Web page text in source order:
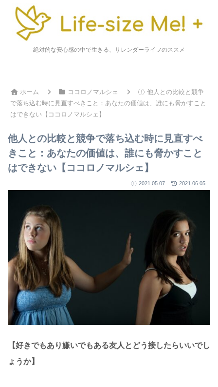
絶対的な安心感の中で生きる、サレンダーライフのススメ
ホーム ココロノマルシェ
他人との比較と競争
で落ち込む時に見直すべきこと：あなたの価値は、誰にも脅かすこと
はできない【ココロノマルシェ】
他人との比較と競争で落ち込む時に見直すべ
きこと：あなたの価値は、誰にも脅かすこと
はできない【ココロノマルシェ】
2021.05.07 2021.06.05
【好きでもあり嫌いでもある友人とどう接したらいいでし
ょうか】